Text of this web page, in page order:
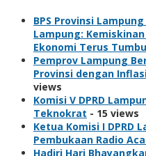
BPS Provinsi
Lampung:
Ekonomi Terus
Pemprov Lampung
Provinsi dengan
views
Komisi V DPRD
Teknokrat - 15 views
Ketua Komisi I DPRD
Pembukaan Radio
Hadiri Hari